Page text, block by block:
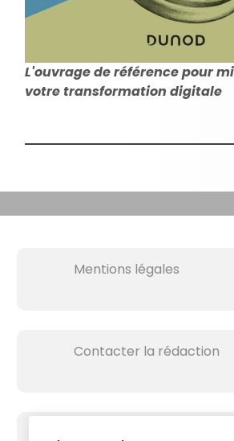
L'ouvrage de référence pour
votre transformation digitale
Mentions légales
Contacter la rédaction